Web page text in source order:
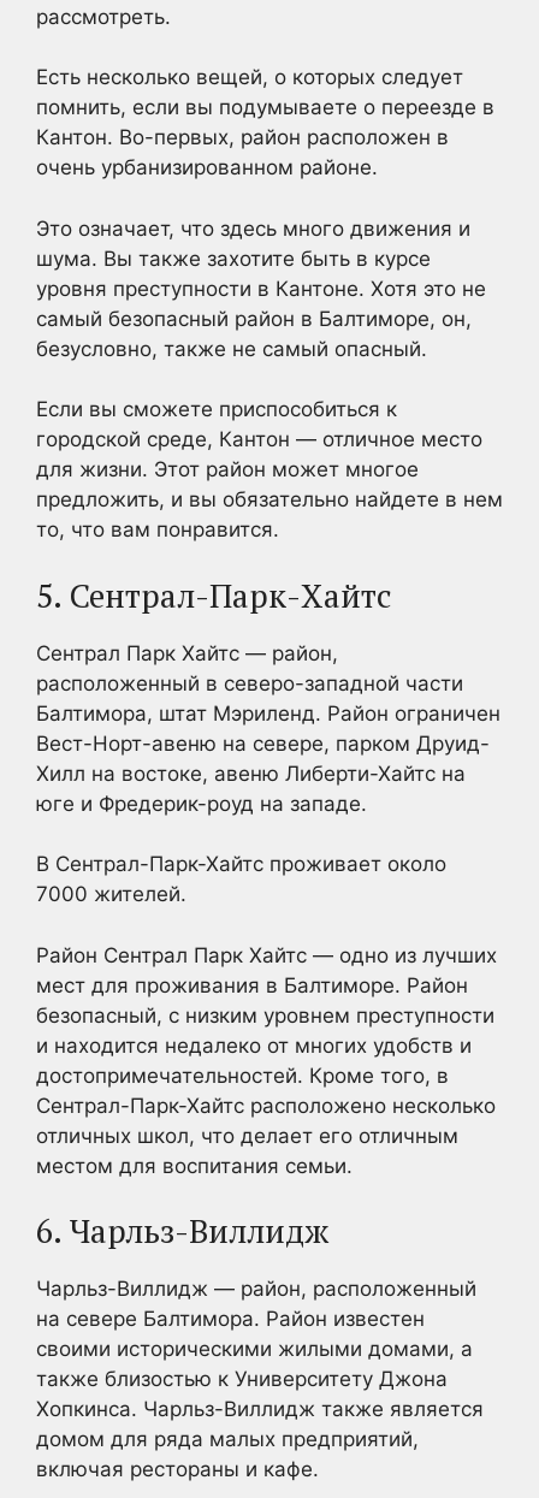
рассмотреть.
Есть несколько вещей, о которых следует
помнить, если вы подумываете о переезде в
Кантон. Во-первых, район расположен в
очень урбанизированном районе.
Это означает, что здесь много движения и
шума. Вы также захотите быть в курсе
уровня преступности в Кантоне. Хотя это не
самый безопасный район в Балтиморе, он,
безусловно, также не самый опасный.
Если вы сможете приспособиться к
городской среде, Кантон — отличное место
для жизни. Этот район может многое
предложить, и вы обязательно найдете в нем
то, что вам понравится.
5. Сентрал-Парк-Хайтс
Сентрал Парк Хайтс — район,
расположенный в северо-западной части
Балтимора, штат Мэриленд. Район ограничен
Вест-Норт-авеню на севере, парком Друид-
Хилл на востоке, авеню Либерти-Хайтс на
юге и Фредерик-роуд на западе.
В Сентрал-Парк-Хайтс проживает около
7000 жителей.
Район Сентрал Парк Хайтс — одно из лучших
мест для проживания в Балтиморе. Район
безопасный, с низким уровнем преступности
и находится недалеко от многих удобств и
достопримечательностей. Кроме того, в
Сентрал-Парк-Хайтс расположено несколько
отличных школ, что делает его отличным
местом для воспитания семьи.
6. Чарльз-Виллидж
Чарльз-Виллидж — район, расположенный
на севере Балтимора. Район известен
своими историческими жилыми домами, а
также близостью к Университету Джона
Хопкинса. Чарльз-Виллидж также является
домом для ряда малых предприятий,
включая рестораны и кафе.